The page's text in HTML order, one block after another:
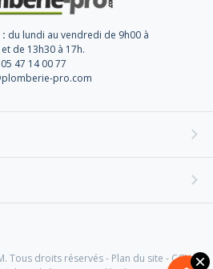
du lundi au vendredi de 9h00 à
de 13h30 à 17h.
05 47 14 00 77
pro.com
Tous droits réservés - Plan du site -CGV-